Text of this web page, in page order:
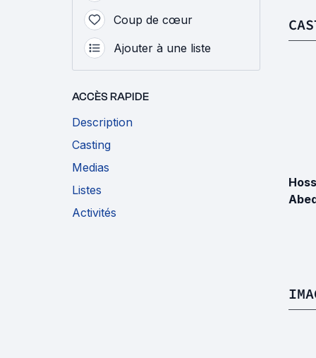
Coup de cœur
Ajouter à une liste
ACCÈS RAPIDE
Description
Casting
Medias
Listes
Activités